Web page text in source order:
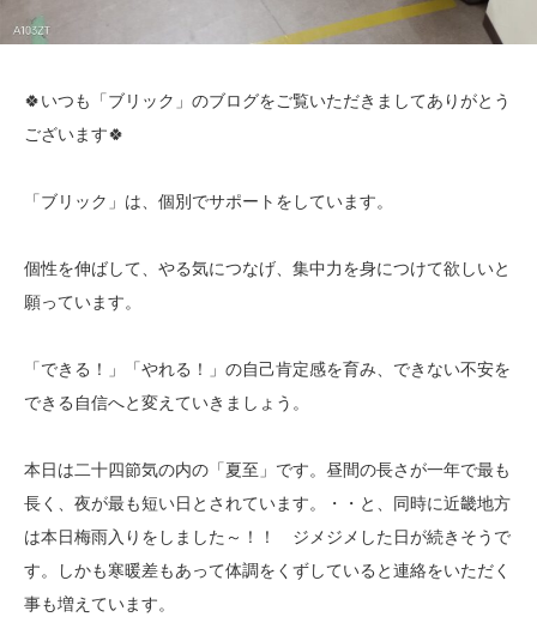
🍀いつも「ブリック」のブログをご覧いただきましてありがとう
ございます🍀
「ブリック」は、個別でサポートをしています。
個性を伸ばして、やる気につなげ、集中力を身につけて欲しいと
願っています。
「できる！」「やれる！」の自己肯定感を育み、できない不安を
できる自信へと変えていきましょう。
本日は二十四節気の内の「夏至」です。昼間の長さが一年で最も
長く、夜が最も短い日とされています。・・と、同時に近畿地方
は本日梅雨入りをしました～！！ ジメジメした日が続きそうで
す。しかも寒暖差もあって体調をくずしていると連絡をいただく
事も増えています。